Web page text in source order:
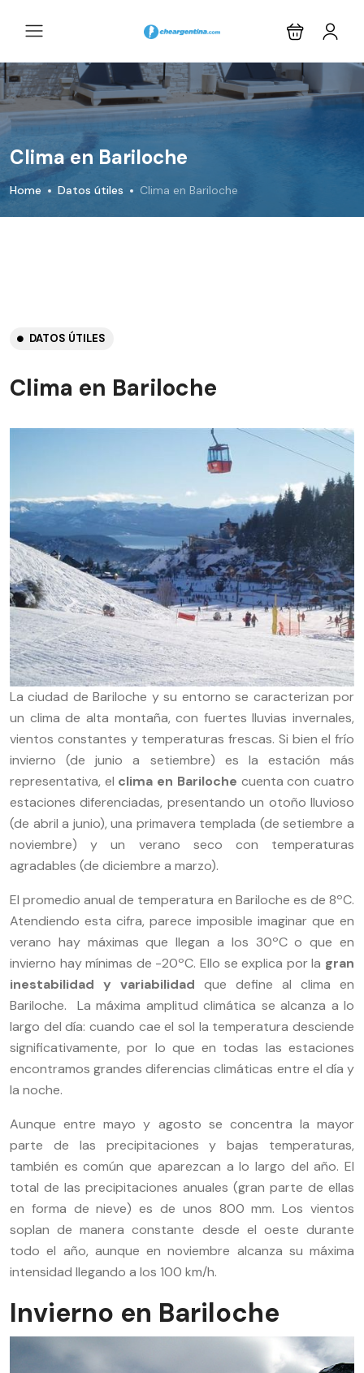
Clima en Bariloche
Home Datos útiles Clima en Bariloche
DATOS ÚTILES
Clima en Bariloche
La ciudad de Bariloche y su entorno se caracterizan por
un clima de alta montaña, con fuertes lluvias invernales,
vientos constantes y temperaturas frescas. Si bien el frío
invierno (de junio a setiembre) es la estación más
representativa, el clima en Bariloche cuenta con cuatro
estaciones diferenciadas, presentando un otoño lluvioso
(de abril a junio), una primavera templada (de setiembre a
noviembre) y un verano seco con temperaturas
agradables (de diciembre a marzo).
El promedio anual de temperatura en Bariloche es de 8ºC.
Atendiendo esta cifra, parece imposible imaginar que en
verano hay máximas que llegan a los 30ºC o que en
invierno hay mínimas de -20ºC. Ello se explica por la gran
inestabilidad y variabilidad que define al clima en
Bariloche. La máxima amplitud climática se alcanza a lo
largo del día: cuando cae el sol la temperatura desciende
significativamente, por lo que en todas las estaciones
encontramos grandes diferencias climáticas entre el día y
la noche.
Aunque entre mayo y agosto se concentra la mayor
parte de las precipitaciones y bajas temperaturas,
también es común que aparezcan a lo largo del año. El
total de las precipitaciones anuales (gran parte de ellas
en forma de nieve) es de unos 800 mm. Los vientos
soplan de manera constante desde el oeste durante
todo el año, aunque en noviembre alcanza su máxima
intensidad llegando a los 100 km/h.
Invierno en Bariloche